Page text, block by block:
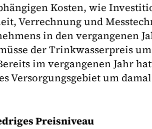
Kosten, wie
Verrechnung und
in den vergangenen
der Trinkwasserpreis
im vergangenen Jahr
Versorgungsgebiet um
Preisniveau